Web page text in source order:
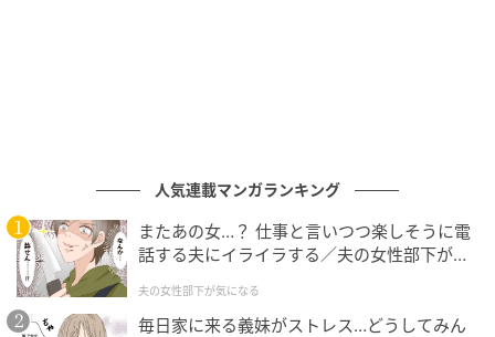
スリリングな展開と豪華キャストによる演技が魅力で、より多
くの人に見てほしいと思う完成度の高い作品だから。（26歳/
男性）
人気連載マンガランキング
またあの女…？ 仕事と言いつつ楽しそうに電
話する夫にイライラする／夫の女性部下が気
夫の女性部下が気になる
毎日家に来る義妹がストレス…どうしてみん